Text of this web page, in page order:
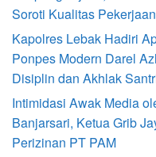
Soroti Kualitas
Kapolres Lebak Hadiri
Ponpes Modern Darel
Disiplin dan Akhlak
Intimidasi Awak Media
Banjarsari, Ketua Grib
Perizinan PT PAM